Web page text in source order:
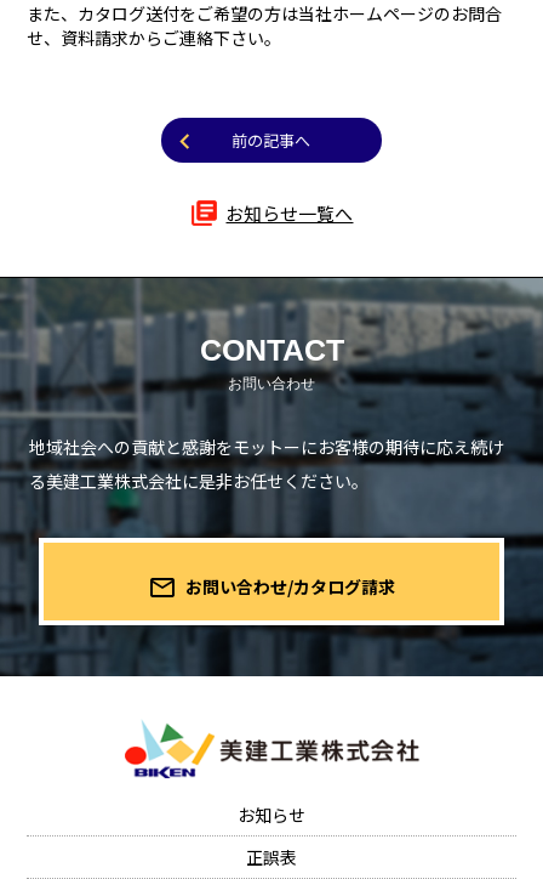
また、カタログ送付をご希望の方は当社ホームページのお問合
せ、資料請求からご連絡下さい。
前の記事へ
library_books お知らせ一覧へ
CONTACT
地域社会への貢献と感謝をモットーにお客様の期待に応え続け
る美建工業株式会社に是非お任せください。
mail_outline お問い合わせ/カタログ請求
お知らせ
正誤表